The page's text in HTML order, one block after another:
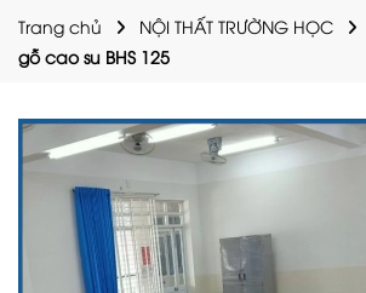
Trang chủ NỘI THẤT TRƯỜNG HỌC
gỗ cao su BHS 125